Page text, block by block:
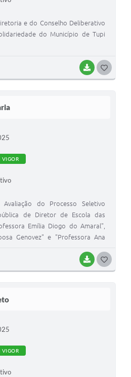
BAIXAR
e do Conselho Deliberativo
do Município de Tupi
BAIXAR
VIGOR
do Processo Seletivo
de Diretor de Escola das
Emília Diogo do Amaral",
Genovez" e "Professora Ana
VIGOR